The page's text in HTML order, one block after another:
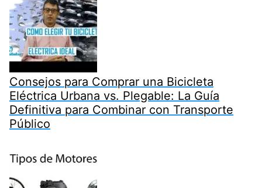
Consejos para Comprar una Bicicleta
Eléctrica Urbana vs. Plegable: La Guía
Definitiva para Combinar con Transporte
Público